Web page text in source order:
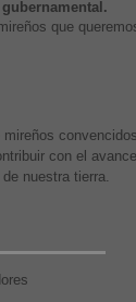
que
con el
nuestra tierra.